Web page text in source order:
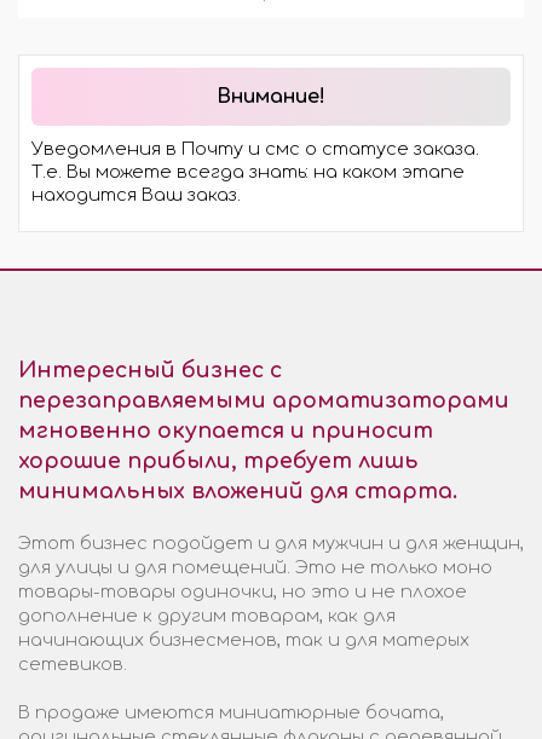
Внимание!
Уведомления в Почту и смс о статусе заказа.
Т.е. Вы можете всегда знать: на каком этапе
находится Ваш заказ.
Интересный бизнес с
перезаправляемыми ароматизаторами
мгновенно окупается и приносит
хорошие прибыли, требует лишь
минимальных вложений для старта.
Этот бизнес подойдет и для мужчин и для женщин,
для улицы и для помещений. Это не только моно
товары-товары одиночки, но это и не плохое
дополнение к другим товарам, как для
начинающих бизнесменов, так и для матерых
сетевиков.
В продаже имеются миниатюрные бочата,